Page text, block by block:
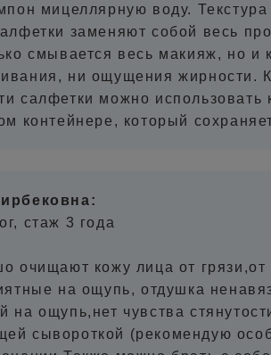
мицеллярную воду.
заменяют собой весь
смывается весь макияж, но и
ни ощущения жирности.
салфетки можно использовать
контейнере, который
стаж 3 года
очищают кожу лица от
на ощупь, отдушка
ощупь,нет чувства
сывороткой (рекомендую